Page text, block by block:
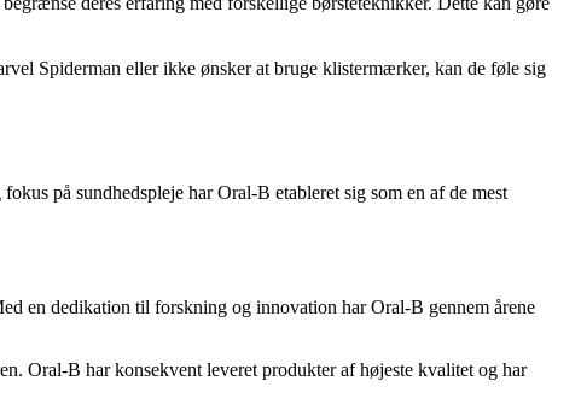
Spiderman eller ikke ønsker at bruge klistermærker, kan de føle sig
på sundhedspleje har Oral-B etableret sig som en af de mest
en dedikation til forskning og innovation har Oral-B gennem årene
Oral-B har konsekvent leveret produkter af højeste kvalitet og har